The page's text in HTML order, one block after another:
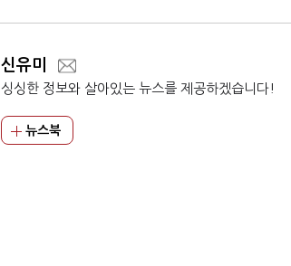
신유미
싱싱한 정보와 살아있는 뉴스를 제공하겠습니다!
뉴스북